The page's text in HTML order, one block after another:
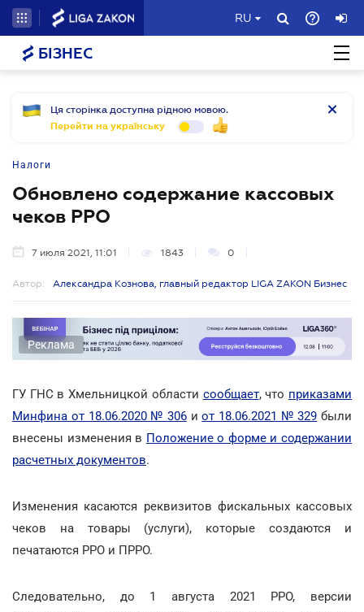
RU
БІЗНЕС
Ця сторінка доступна рідною мовою.
Перейти на українську
Налоги
Обновлено содержание кассовых
чеков РРО
7 июля 2021, 11:01 1843 0
Автор: Александра Кознова, главный редактор LIGA ZAKON Бизнес
Реклама
ГУ ГНС в Хмельницкой области сообщает, что приказами
Минфина от 18.06.2020 № 306иот 18.06.2021 № 329 были
внесены изменения в Положение о форме и содержании
расчетных документов.
Изменения касаются реквизитов фискальных кассовых
чеков на товары (услуги), которые создаются и
печатаются РРО и ПРРО.
Следовательно, до 1 августа 2021 РРО, версии